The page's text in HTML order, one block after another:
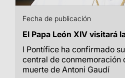
Fecha de publicación
El Papa León XIV visitará
l Pontífice ha confirmado
central de conmemoración
muerte de Antoni Gaudí